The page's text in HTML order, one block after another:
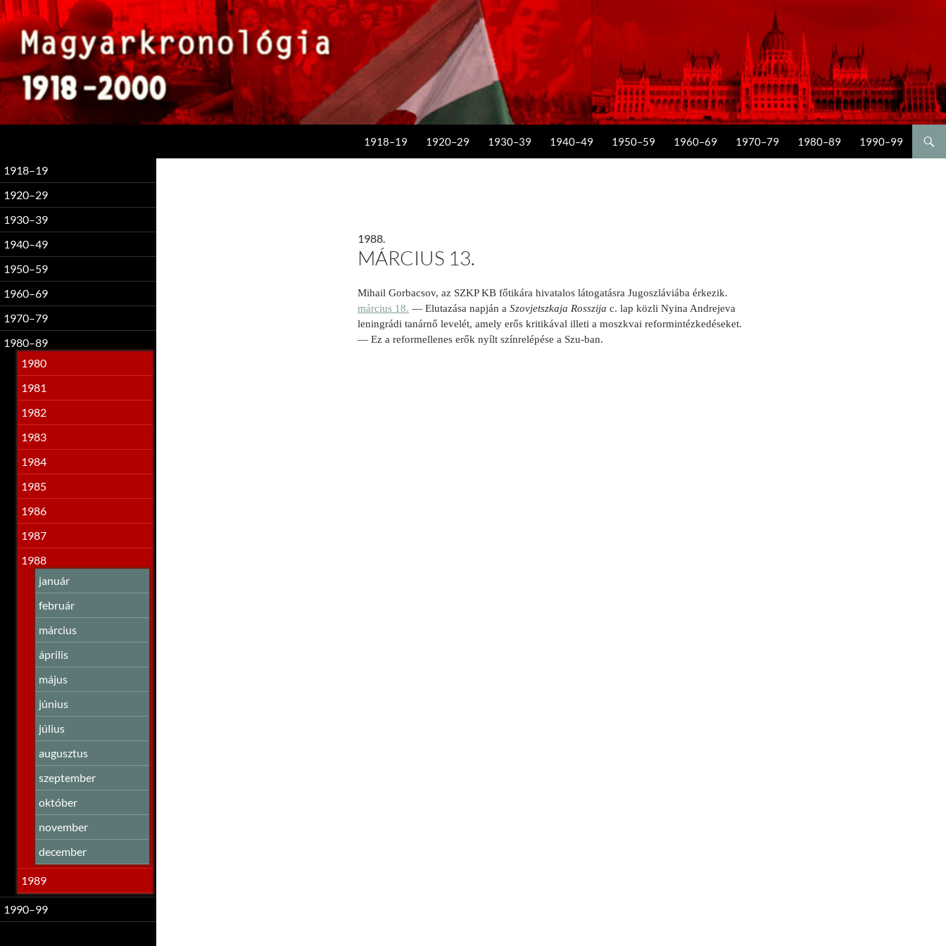
1918–19 1920–29 1930–39 1940–49 1950–59 1960–69 1970–79 1980–89 1990–99
1988.
MÁRCIUS 13.
Mihail Gorbacsov, az SZKP KB főtikára hivatalos látogatásra Jugoszláviába érkezik.
március 18. — Elutazása napján a Szovjetszkaja Rosszija c. lap közli Nyina Andrejeva
leningrádi tanárnő levelét, amely erős kritikával illeti a moszkvai reformintézkedéseket.
— Ez a reformellenes erők nyílt színrelépése a Szu-ban.
1918–19
1920–29
1930–39
1940–49
1950–59
1960–69
1970–79
1980–89
1980
1981
1982
1983
1984
1985
1986
1987
1988
január
február
március
április
május
június
július
augusztus
szeptember
október
november
december
1989
1990–99